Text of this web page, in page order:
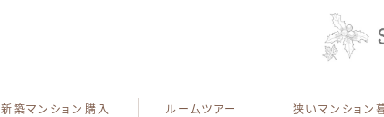
新築マンション購入 ルームツアー 狭いマンション